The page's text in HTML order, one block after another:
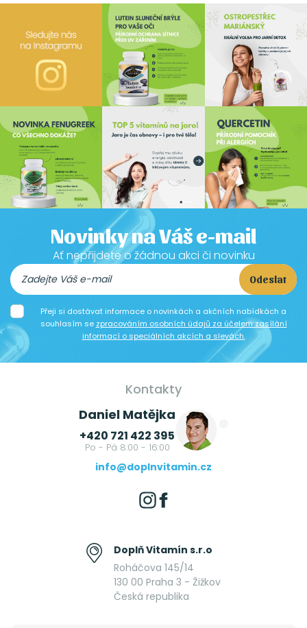
Novinky na Váš e-mail
Ať nepřijdete o žádnou akci či novinku
Odeslat
Přeji si dostávat informace o novinkách a akčních nabídkách a
souhlasím se zpracováním osobních údajů za účelem zasílání
informací o speciálních akcích a slevách.
Kontakty
Daniel Matějka
+420 721 422 395
Po - Pá 8:00 - 16:00
info@doplnvitamin.cz
Doplň Vitamín s.r.o
Roháčova 145/14
130 00 Praha 3 - Žižkov
Česká republika